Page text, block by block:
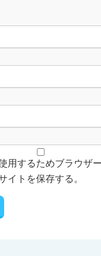
用するためブラウザ
イトを保存する。